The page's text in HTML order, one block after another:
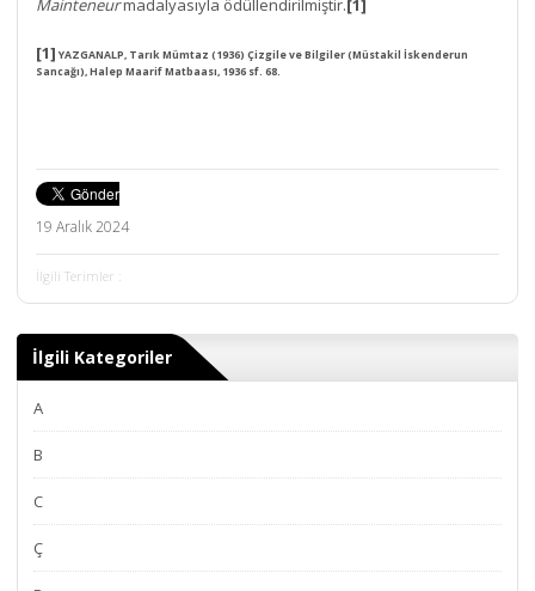
Mainteneurmadalyasıyla ödüllendirilmiştir.[1]
[1] YAZGANALP,Tarık Mümtaz (1936) Çizgile ve Bilgiler (Müstakil İskenderun
Sancağı), Halep Maarif Matbaası, 1936 sf. 68.
19 Aralık 2024
İlgili Terimler :
İlgili Kategoriler
A
B
C
Ç